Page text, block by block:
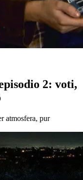
2: voti,
atmosfera, pur